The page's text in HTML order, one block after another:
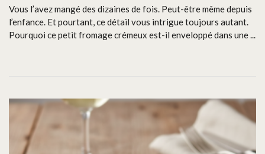
Vous l’avez mangé des dizaines de fois. Peut-être même depuis
l’enfance. Et pourtant, ce détail vous intrigue toujours autant.
Pourquoi ce petit fromage crémeux est-il enveloppé dans une ...